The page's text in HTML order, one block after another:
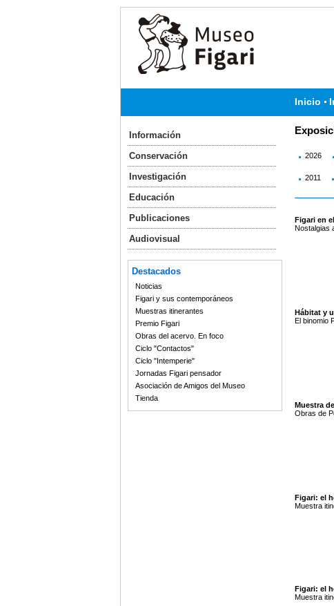
Inicio
Información
Conservación
Investigación
Educación
Publicaciones
Audiovisual
Destacados
Noticias
Figari y sus contemporáneos
Muestras itinerantes
Premio Figari
Obras del acervo. En foco
Ciclo "Contactos"
Ciclo "Intemperie"
Jornadas Figari pensador
Asociación de Amigos del Museo
Tienda
2026
2011
Figari en
Nostalgias
Hábitat y
El binomio
Muestra
Obras de
Figari: el
Muestra
Figari: el
Muestra